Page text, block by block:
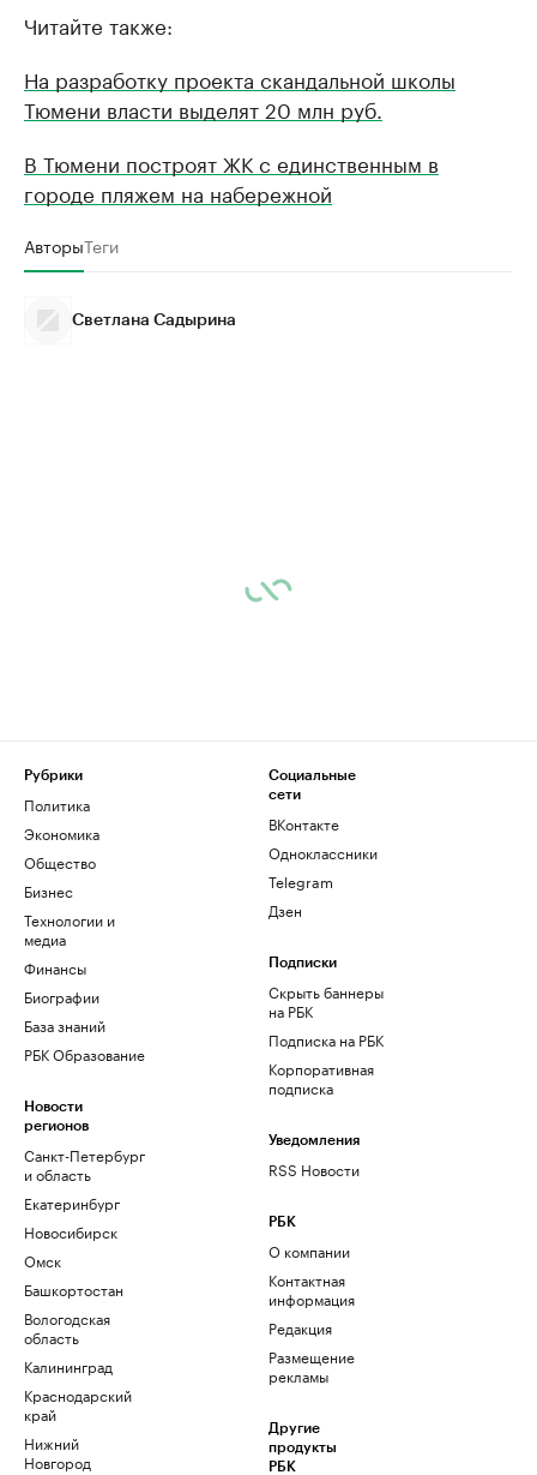
Читайте также:
На разработку проекта скандальной школы
Тюмени власти выделят 20 млн руб.
В Тюмени построят ЖК с единственным в
городе пляжем на набережной
АвторыТеги
Светлана Садырина
Рубрики
Политика
Экономика
Общество
Бизнес
Технологии и
медиа
Финансы
Биографии
База знаний
РБК Образование
Новости
регионов
Санкт-Петербург
и область
Екатеринбург
Новосибирск
Омск
Башкортостан
Вологодская
область
Калининград
Краснодарский
край
Нижний
Новгород
Социальные
сети
ВКонтакте
Одноклассники
Telegram
Дзен
Подписки
Скрыть баннеры
на РБК
Подписка на РБК
Корпоративная
подписка
Уведомления
RSS Новости
РБК
О компании
Контактная
информация
Редакция
Размещение
рекламы
Другие
продукты
РБК